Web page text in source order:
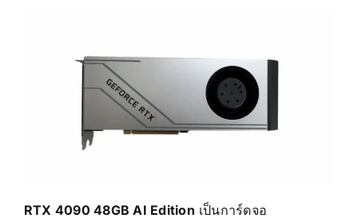
RTX 4090 48GB AI Edition เป็นการ์ดจอ